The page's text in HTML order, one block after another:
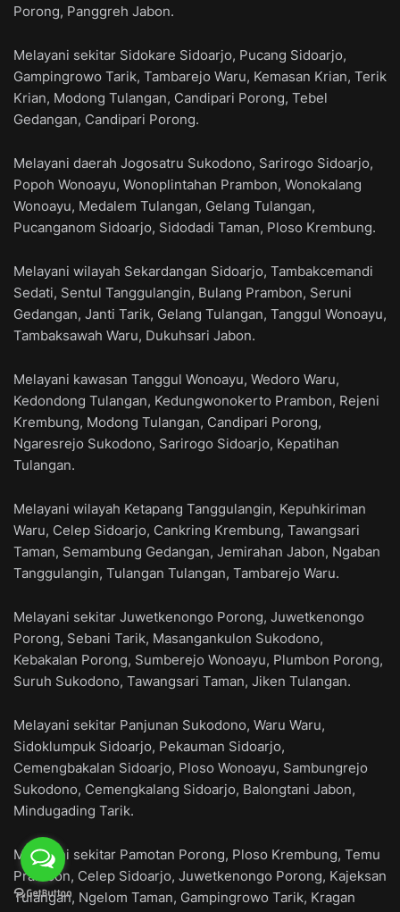
Porong, Panggreh Jabon.
Melayani sekitar Sidokare Sidoarjo, Pucang Sidoarjo,
Gampingrowo Tarik, Tambarejo Waru, Kemasan Krian, Terik
Krian, Modong Tulangan, Candipari Porong, Tebel
Gedangan, Candipari Porong.
Melayani daerah Jogosatru Sukodono, Sarirogo Sidoarjo,
Popoh Wonoayu, Wonoplintahan Prambon, Wonokalang
Wonoayu, Medalem Tulangan, Gelang Tulangan,
Pucanganom Sidoarjo, Sidodadi Taman, Ploso Krembung.
Melayani wilayah Sekardangan Sidoarjo, Tambakcemandi
Sedati, Sentul Tanggulangin, Bulang Prambon, Seruni
Gedangan, Janti Tarik, Gelang Tulangan, Tanggul Wonoayu,
Tambaksawah Waru, Dukuhsari Jabon.
Melayani kawasan Tanggul Wonoayu, Wedoro Waru,
Kedondong Tulangan, Kedungwonokerto Prambon, Rejeni
Krembung, Modong Tulangan, Candipari Porong,
Ngaresrejo Sukodono, Sarirogo Sidoarjo, Kepatihan
Tulangan.
Melayani wilayah Ketapang Tanggulangin, Kepuhkiriman
Waru, Celep Sidoarjo, Cankring Krembung, Tawangsari
Taman, Semambung Gedangan, Jemirahan Jabon, Ngaban
Tanggulangin, Tulangan Tulangan, Tambarejo Waru.
Melayani sekitar Juwetkenongo Porong, Juwetkenongo
Porong, Sebani Tarik, Masangankulon Sukodono,
Kebakalan Porong, Sumberejo Wonoayu, Plumbon Porong,
Suruh Sukodono, Tawangsari Taman, Jiken Tulangan.
Melayani sekitar Panjunan Sukodono, Waru Waru,
Sidoklumpuk Sidoarjo, Pekauman Sidoarjo,
Cemengbakalan Sidoarjo, Ploso Wonoayu, Sambungrejo
Sukodono, Cemengkalang Sidoarjo, Balongtani Jabon,
Mindugading Tarik.
Melayani sekitar Pamotan Porong, Ploso Krembung, Temu
Prambon, Celep Sidoarjo, Juwetkenongo Porong, Kajeksan
Tulangan, Ngelom Taman, Gampingrowo Tarik, Kragan